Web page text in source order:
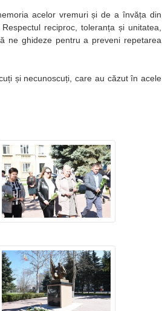
acelor vremuri și de a învăța din
reciproc, toleranța și unitatea,
ne ghideze pentru a preveni repetarea
și necunoscuți, care au căzut în acele